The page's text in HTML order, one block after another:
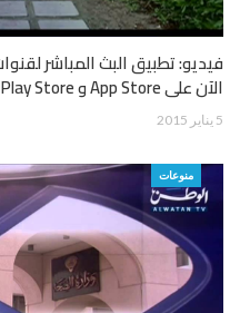
فيديو: تطبيق البث المباشر
الآن على App Store و Play Store
5 يناير 2015
منوعات